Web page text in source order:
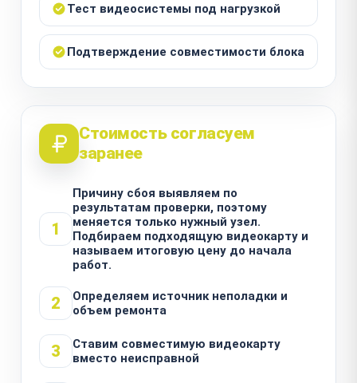
Тест видеосистемы под нагрузкой
Подтверждение совместимости блока
Стоимость согласуем
заранее
1
Причину сбоя выявляем по
результатам проверки, поэтому
меняется только нужный узел.
Подбираем подходящую видеокарту и
называем итоговую цену до начала
работ.
2
Определяем источник неполадки и
объем ремонта
3
Ставим совместимую видеокарту
вместо неисправной